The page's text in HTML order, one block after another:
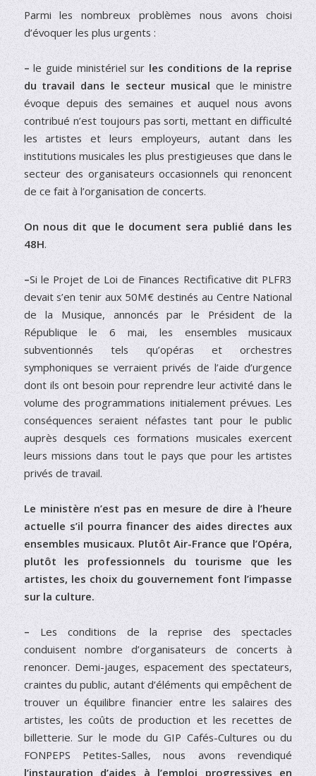
Parmi les nombreux problèmes nous avons choisi
d’évoquer les plus urgents :
–le guide ministériel sur les conditions de la reprise
du travail dans le secteur musical que le ministre
évoque depuis des semaines et auquel nous avons
contribué n’est toujours pas sorti, mettant en difficulté
les artistes et leurs employeurs, autant dans les
institutions musicales les plus prestigieuses que dans le
secteur des organisateurs occasionnels qui renoncent
de ce fait à l’organisation de concerts.
On nous dit que le document sera publié dans les
48H.
–Si le Projet de Loi de Finances Rectificative dit PLFR3
devait s’en tenir aux 50M€ destinés au Centre National
de la Musique, annoncés par le Président de la
République le 6 mai, les ensembles musicaux
subventionnés tels qu’opéras et orchestres
symphoniques se verraient privés de l’aide d’urgence
dont ils ont besoin pour reprendre leur activité dans le
volume des programmations initialement prévues. Les
conséquences seraient néfastes tant pour le public
auprès desquels ces formations musicales exercent
leurs missions dans tout le pays que pour les artistes
privés de travail.
Le ministère n’est pas en mesure de dire à l’heure
actuelle s’il pourra financer des aides directes aux
ensembles musicaux. Plutôt Air-France que l’Opéra,
plutôt les professionnels du tourisme que les
artistes, les choix du gouvernement font l’impasse
sur la culture.
– Les conditions de la reprise des spectacles
conduisent nombre d’organisateurs de concerts à
renoncer. Demi-jauges, espacement des spectateurs,
craintes du public, autant d’éléments qui empêchent de
trouver un équilibre financier entre les salaires des
artistes, les coûts de production et les recettes de
billetterie. Sur le mode du GIP Cafés-Cultures ou du
FONPEPS Petites-Salles, nous avons revendiqué
l’instauration d’aides à l’emploi progressives en